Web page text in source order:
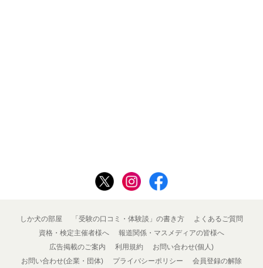
しか犬の部屋 「受験の口コミ・体験談」の書き方
よくあるご質問
資格・検定主催者様へ
報道関係・マスメディアの皆様へ
広告掲載のご案内
利用規約
お問い合わせ(個人)
お問い合わせ(企業・団体)
プライバシーポリシー 会員登録の解除